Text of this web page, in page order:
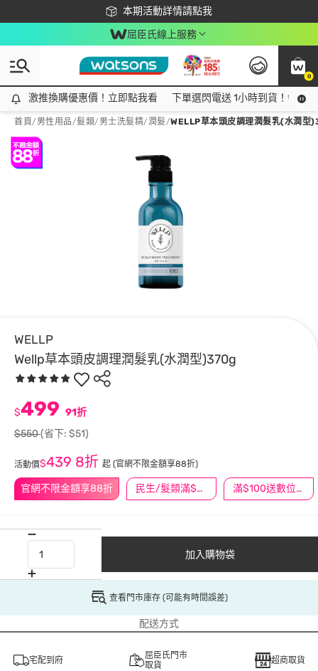
本期活動詳情請點我
下載app最高回饋$350
屈臣氏線上服務
0
激推換購優惠價！立即點我看
激推換購優惠價！立即點我看 下單選閃電送 1小時到貨！領神
首頁/ 男性用品/髮類/ 男士洗髮精/潤髮/WELLP草本頭皮調理潤髮乳(水潤型
WELLP
Wellp草本頭皮調理潤髮乳(水潤型)370g
官網不限金額享88折 民生/髮類滿$388送舒潔冰巾 滿$100送數位印花
$499 91折
$550(省下: $51)
活動價$439 8折 起 (官網不限金額享88折)
加入購物袋
查看門市庫存 (可能有時間誤差)
配送方式
宅配到府
屈臣氏門市
取貨
超商取貨